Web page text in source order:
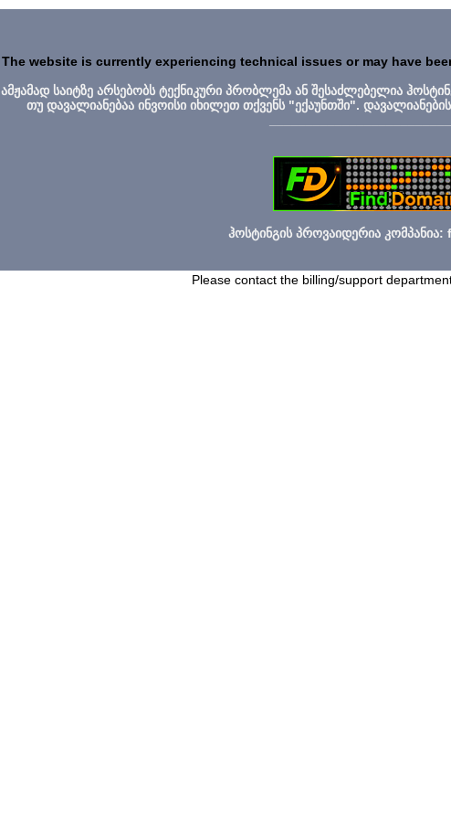
The website is currently experiencing technical issues or may have
ამჟამად საიტზე არსებობს ტექნიკური პრობლემა ან შესაძლებელია
თუ დავალიანებაა ინვოისი იხილეთ თქვენს "ექაუნთში".
ჰოსტინგის პროვაიდერია
Please contact the billing/support